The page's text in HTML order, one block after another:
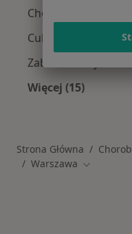
Choroba wieńcowa
Cukrzyca w
Zaburzenia rytmu
Więcej (15)
Strona Główna
Warszawa Zmień